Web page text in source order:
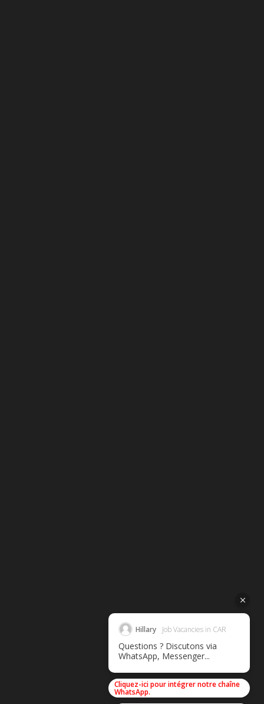
Hillary Job Vacancies in CAR
Questions ? Discutons via
WhatsApp, Messenger...
Cliquez-ici pour intégrer notre chaîne
WhatsApp.